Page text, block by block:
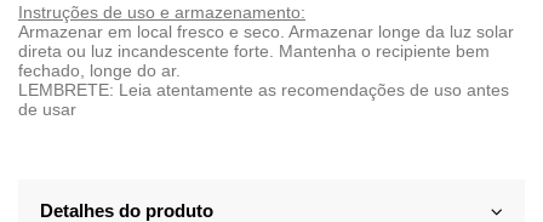
Instruções de uso e armazenamento:
Armazenar em local fresco e seco. Armazenar longe da luz solar
direta ou luz incandescente forte. Mantenha o recipiente bem
fechado, longe do ar.
LEMBRETE: Leia atentamente as recomendações de uso antes
de usar
Detalhes do produto